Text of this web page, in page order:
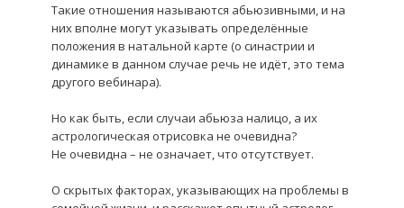
Такие отношения называются абьюзивными, и на
них вполне могут указывать определённые
положения в натальной карте (о синастрии и
динамике в данном случае речь не идёт, это тема
другого вебинара).
Но как быть, если случаи абьюза налицо, а их
астрологическая отрисовка не очевидна?
Не очевидна – не означает, что отсутствует.
О скрытых факторах, указывающих на проблемы в